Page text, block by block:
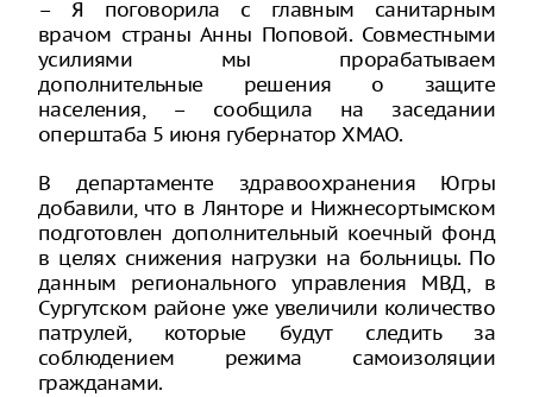
– Я поговорила с главным санитарным
врачом страны Анны Поповой. Совместными
усилиями мы прорабатываем
дополнительные решения о защите
населения, – сообщила на заседании
оперштаба 5 июня губернатор ХМАО.
В департаменте здравоохранения Югры
добавили, что в Лянторе и Нижнесортымском
подготовлен дополнительный коечный фонд
в целях снижения нагрузки на больницы. По
данным регионального управления МВД, в
Сургутском районе уже увеличили количество
патрулей, которые будут следить за
соблюдением режима самоизоляции
гражданами.